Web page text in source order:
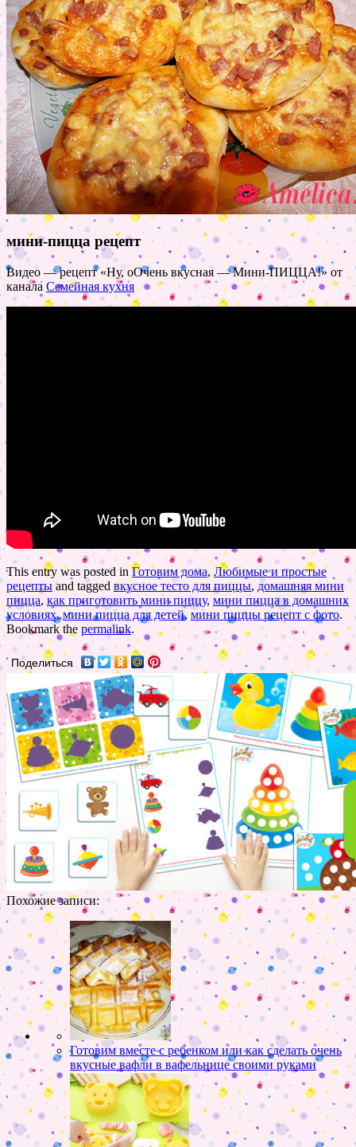
мини-пицца рецепт
Видео — рецепт «Ну, оОчень вкусная — Мини-ПИЦЦА!» от
каналаСемейная кухня
This entry was posted inГотовим дома, Любимые и простые
рецепты and taggedвкусное тесто для пиццы, домашняя мини
пицца, как приготовить мини пиццу, мини пицца в домашних
условиях,мини пицца для детей, мини пиццы рецепт с фото.
Bookmark the permalink.
Поделиться
Похожие записи:
Готовим вместе с ребенком или как сделать очень
вкусные вафли в вафельнице своими руками